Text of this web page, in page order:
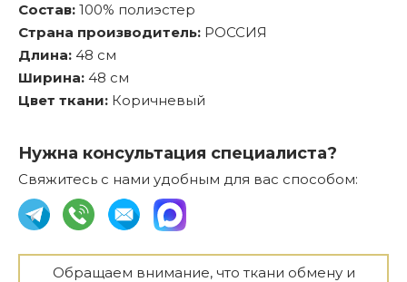
Состав: 100% полиэстер
Страна производитель: РОССИЯ
Длина: 48 см
Ширина: 48 см
Цвет ткани: Коричневый
Нужна консультация специалиста?
Свяжитесь с нами удобным для вас способом:
Обращаем внимание, что ткани обмену и